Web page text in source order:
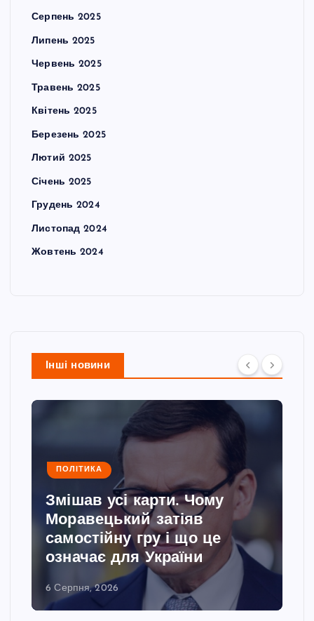
Серпень 2025
Липень 2025
Червень 2025
Травень 2025
Квітень 2025
Березень 2025
Лютий 2025
Січень 2025
Грудень 2024
Листопад 2024
Жовтень 2024
Інші новини
ПОЛІТИКА
Змішав усі карти. Чому
Моравецький затіяв
самостійну гру і що це
означає для України
6 Серпня, 2026